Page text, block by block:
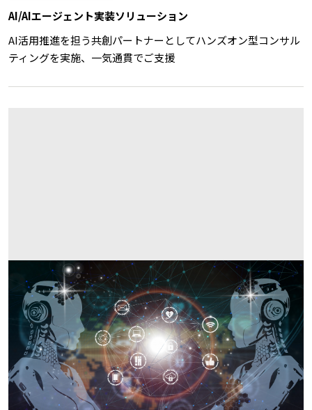
AI/AIエージェント実装ソリューション
AI活用推進を担う共創パートナーとしてハンズオン型コンサル
ティングを実施、一気通貫でご支援